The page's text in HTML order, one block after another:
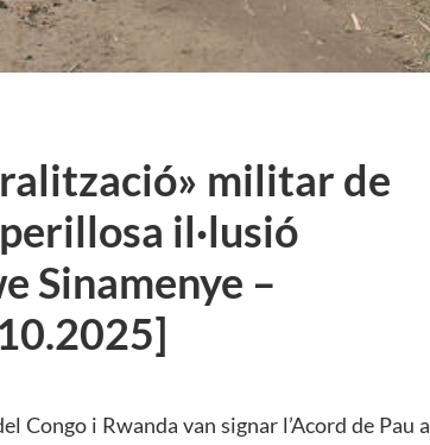
militar de
il·lusió
Sinamenye –
Congo i Rwanda van signar l’Acord de Pau a